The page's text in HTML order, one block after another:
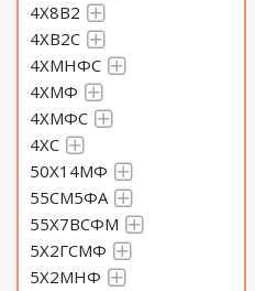
4Х8В2
4ХВ2С
4ХМНФС
4ХМФ
4ХМФС
4ХС
50Х14МФ
55СМ5ФА
55Х7ВСФМ
5Х2ГСМФ
5Х2МНФ